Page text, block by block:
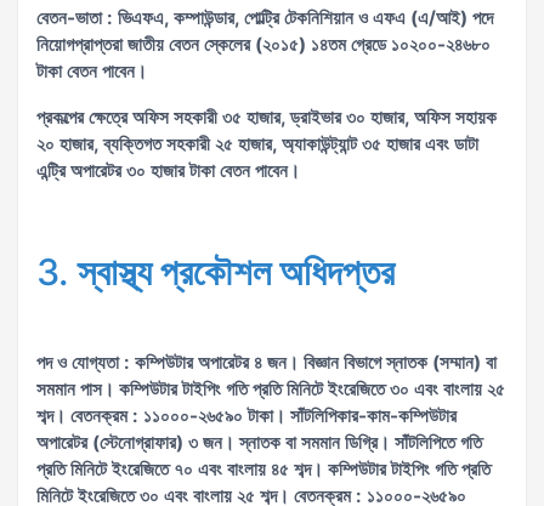
বেতন-ভাতা : ভিএফএ, কম্পাউন্ডার, পোল্ট্রি টেকনিশিয়ান ও এফএ (এ/আই) পদে
নিয়োগপ্রাপ্তরা জাতীয় বেতন স্কেলের (২০১৫) ১৪তম গ্রেডে ১০২০০-২৪৬৮০
টাকা বেতন পাবেন।
প্রকল্পের ক্ষেত্রে অফিস সহকারী ৩৫ হাজার, ড্রাইভার ৩০ হাজার, অফিস সহায়ক
২০ হাজার, ব্যক্তিগত সহকারী ২৫ হাজার, অ্যাকাউন্ট্যান্ট ৩৫ হাজার এবং ডাটা
এন্ট্রি অপারেটর ৩০ হাজার টাকা বেতন পাবেন।
3.স্বাস্থ্য প্রকৌশল অধিদপ্তর
পদ ও যোগ্যতা : কম্পিউটার অপারেটর ৪ জন। বিজ্ঞান বিভাগে স্নাতক (সম্মান) বা
সমমান পাস। কম্পিউটার টাইপিং গতি প্রতি মিনিটে ইংরেজিতে ৩০ এবং বাংলায় ২৫
শব্দ। বেতনক্রম : ১১০০০-২৬৫৯০ টাকা। সাঁটলিপিকার-কাম-কম্পিউটার
অপারেটর (স্টেনোগ্রাফার) ৩ জন। স্নাতক বা সমমান ডিগ্রি। সাঁটলিপিতে গতি
প্রতি মিনিটে ইংরেজিতে ৭০ এবং বাংলায় ৪৫ শব্দ। কম্পিউটার টাইপিং গতি প্রতি
মিনিটে ইংরেজিতে ৩০ এবং বাংলায় ২৫ শব্দ। বেতনক্রম : ১১০০০-২৬৫৯০